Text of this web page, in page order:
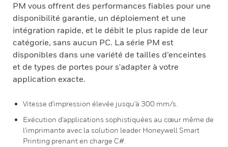
PM vous offrent des performances fiables pour une
disponibilité garantie, un déploiement et une
intégration rapide, et le débit le plus rapide de leur
catégorie, sans aucun PC. La série PM est
disponibles dans une variété de tailles d’enceintes
et de types de portes pour s'adapter à votre
application exacte.
Vitesse d'impression élevée jusqu'à 300 mm/s.
Exécution d'applications sophistiquées au cœur même de
l'imprimante avec la solution leader Honeywell Smart
Printing prenant en charge C#.